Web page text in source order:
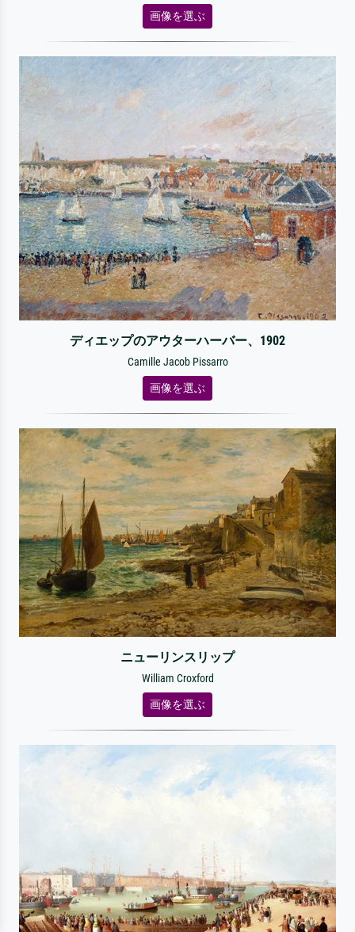
画像を選ぶ
ディエップのアウターハーバー、1902
Camille Jacob Pissarro
画像を選ぶ
ニューリンスリップ
William Croxford
画像を選ぶ